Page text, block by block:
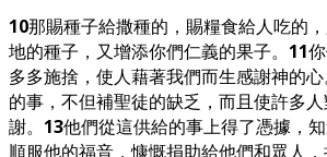
10那賜種子給撒種的，賜糧食給人吃的
地的種子，又增添你們仁義的果子。 11
多多施捨，使人藉著我們而生感謝神的心
的事，不但補聖徒的缺乏，而且使許多
謝。 13他們從這供給的事上得了憑據，
順服他的福音，慷慨捐助給他們和眾人，